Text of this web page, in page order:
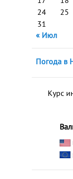
24
25
31
« Июл
Погода в
Курс